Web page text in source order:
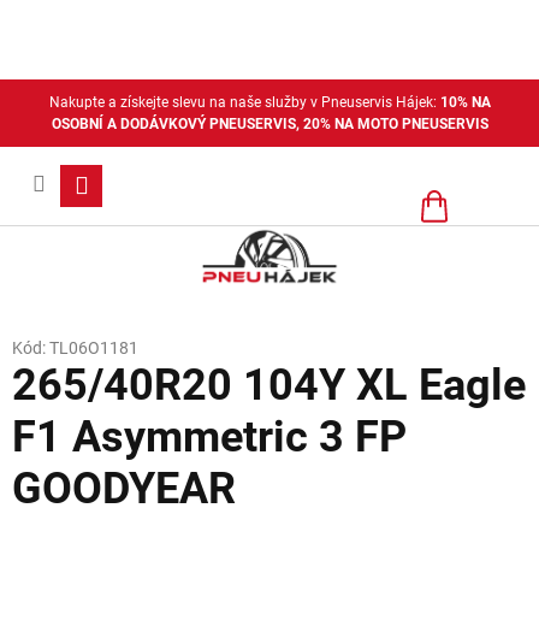
Nakupte a získejte slevu na naše služby v Pneuservis Hájek: 10% NA
OSOBNÍ A DODÁVKOVÝ PNEUSERVIS, 20% NA MOTO PNEUSERVIS
Nákupní
265/40R20 104Y XL Eagle
F1 Asymmetric 3 FP
GOODYEAR
Kód:TL06O1181